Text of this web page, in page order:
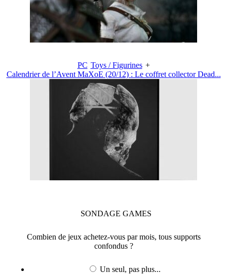
PC Toys / Figurines +
Calendrier de l’Avent MaXoE (20/12) : Le coffret collector Dead...
SONDAGE GAMES
Combien de jeux achetez-vous par mois, tous supports
confondus ?
Un seul, pas plus...